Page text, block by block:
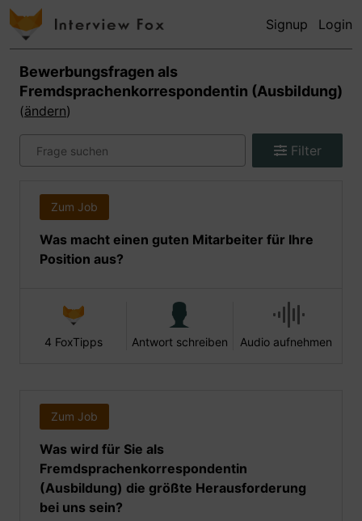
Signup Login
Bewerbungsfragen als
Fremdsprachenkorrespondentin (Ausbildung)
(ändern)
Filter
Zum Job
Was macht einen guten Mitarbeiter für Ihre
Position aus?
4 FoxTipps Antwort schreiben Audio aufnehmen
Zum Job
Was wird für Sie als
Fremdsprachenkorrespondentin
(Ausbildung) die größte Herausforderung
bei uns sein?